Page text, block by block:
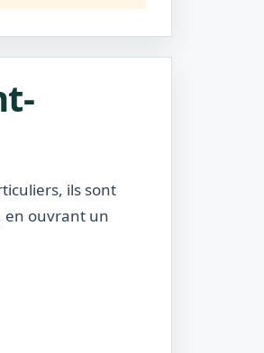
ils sont
en ouvrant un